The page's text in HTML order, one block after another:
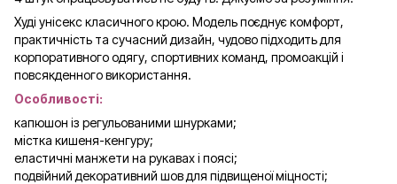
Худі унісекс класичного крою. Модель поєднує комфорт,
практичність та сучасний дизайн, чудово підходить для
корпоративного одягу, спортивних команд, промоакцій і
повсякденного використання.
Особливості:
капюшон із регульованими шнурками;
містка кишеня-кенгуру;
еластичні манжети на рукавах і поясі;
подвійний декоративний шов для підвищеної міцності;